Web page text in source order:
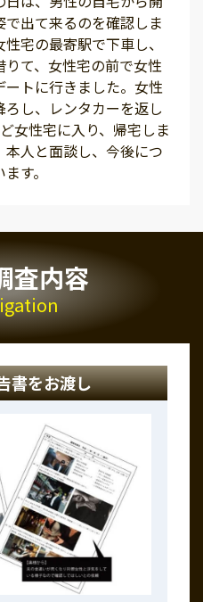
出て来るのを確認しま
宅の最寄駅で下車し、
りて、女性宅の前で女性
ートに行きました。女性
し、レンタカーを返し
女性宅に入り、帰宅しま
本人と面談し、今後につ
す。
査内容
書をお渡し